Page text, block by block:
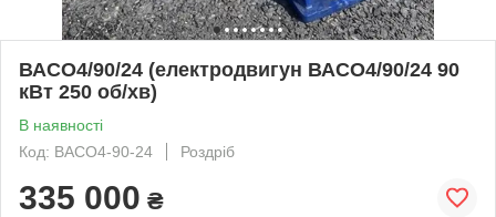
ВАСО4/90/24 (електродвигун ВАСО4/90/24 90
кВт 250 об/хв)
В наявності
Код: ВАСО4-90-24
Роздріб
335 000 ₴